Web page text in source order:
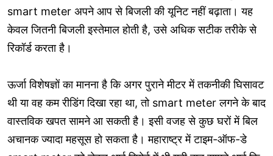
smart meter अपने आप से बिजली की यूनिट नहीं बढ़ाता। यह
केवल जितनी बिजली इस्तेमाल होती है, उसे अधिक सटीक तरीके से
रिकॉर्ड करता है।
ऊर्जा विशेषज्ञों का मानना है कि अगर पुराने मीटर में तकनीकी घिसावट
थी या वह कम रीडिंग दिखा रहा था, तो smart meter लगने के बाद
वास्तविक खपत सामने आ सकती है। इसी वजह से कुछ घरों में बिल
अचानक ज्यादा महसूस हो सकता है। महाराष्ट्र में टाइम-ऑफ-डे